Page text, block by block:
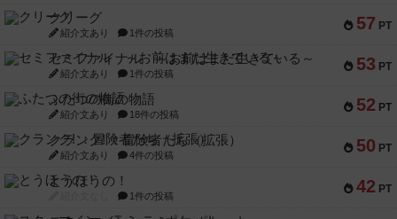
57 PT
クリーグ
紹介文あり 1件の投稿
53 PT
セミファイナル ～お前はまだ生きている～
紹介文あり 1件の投稿
52 PT
ふたつの街の物語
紹介文あり 18件の投稿
50 PT
クランク! ：冒険者たち（拡張）
紹介文あり 4件の投稿
42 PT
とうほうの！
1件の投稿